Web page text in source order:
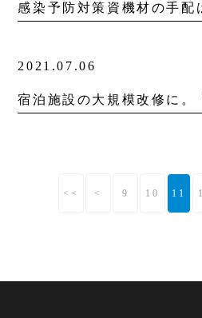
2021.07.06
<< < 9 10 11